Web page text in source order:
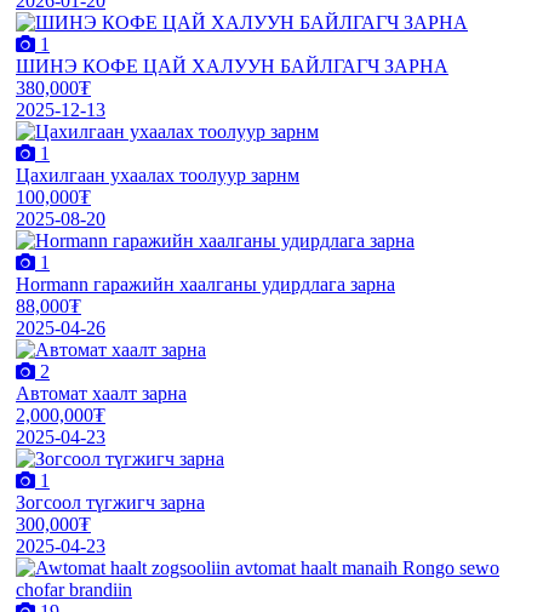
1
ШИНЭ КОФЕ ЦАЙ ХАЛУУН БАЙЛГАГЧ ЗАРНА
380,000₮
2025-12-13
1
Цахилгаан ухаалах тоолуур зарнм
100,000₮
2025-08-20
1
Hormann гаражийн хаалганы удирдлага зарна
88,000₮
2025-04-26
2
Автомат хаалт зарна
2,000,000₮
2025-04-23
1
Зогсоол түгжигч зарна
300,000₮
2025-04-23